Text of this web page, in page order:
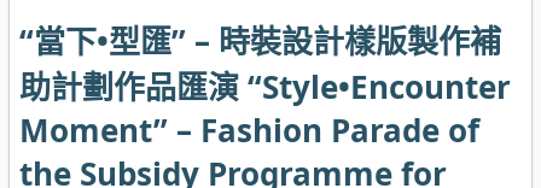
“當下•型匯” – 時裝設計樣版製作補
助計劃作品匯演 “Style•Encounter
Moment” – Fashion Parade of
the Subsidy Programme for